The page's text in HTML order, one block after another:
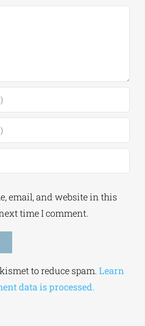
email, and website in this
time I comment.
to reduce spam. Learn
data is processed.